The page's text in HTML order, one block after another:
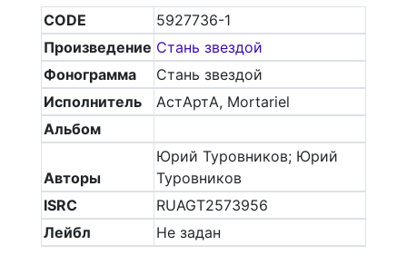
CODE
5927736-1
Произведение Стань звездой
Фонограмма
Стань звездой
Исполнитель
АстАртА, Mortariel
Альбом
Авторы
Юрий Туровников; Юрий
Туровников
ISRC
RUAGT2573956
Лейбл
Не задан